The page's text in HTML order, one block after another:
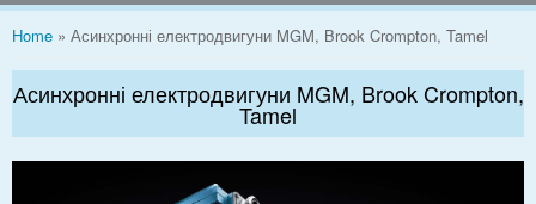
You are here
Home » Асинхронні електродвигуни MGM, Brook Crompton, Tamel
Асинхронні електродвигуни MGM, Brook Crompton,
Tamel